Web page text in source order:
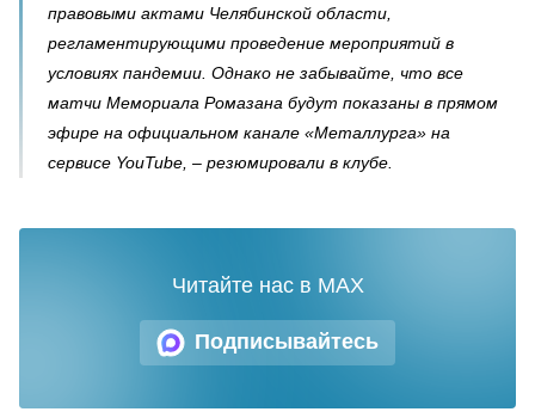
правовыми актами Челябинской области,
регламентирующими проведение мероприятий в
условиях пандемии. Однако не забывайте, что все
матчи Мемориала Ромазана будут показаны в прямом
эфире на официальном канале «Металлурга» на
сервисе YouTube, – резюмировали в клубе.
Подписывайтесь
Читайте нас в MAX